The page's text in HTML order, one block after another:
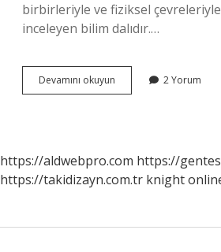
birbirleriyle ve fiziksel
inceleyen bilim dalıdır.…
Devamını okuyun Ekolojist
Düşünce
2 Yorum
https://aldwebpro.com https://
https://takidizayn.com.tr knight